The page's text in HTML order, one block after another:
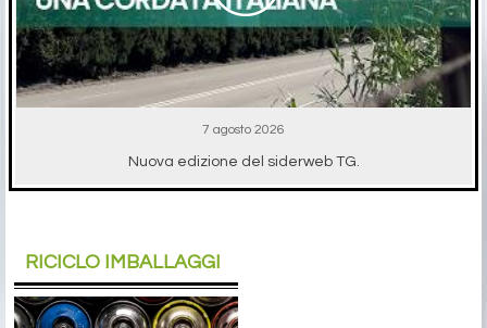
7 agosto 2026
Nuova edizione del siderweb TG.
RICICLO IMBALLAGGI